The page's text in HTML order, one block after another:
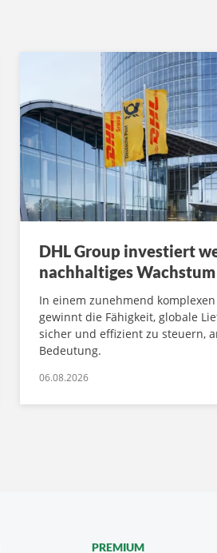
DHL Group investiert
nachhaltiges Wachstum
In einem zunehmend
gewinnt die Fähigkeit, globale
sicher und effizient zu steuern,
Bedeutung.
06.08.2026
PREMIUM